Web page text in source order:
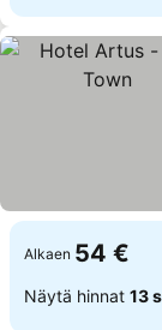
Alkaen 54 €
Näytä hinnat 13